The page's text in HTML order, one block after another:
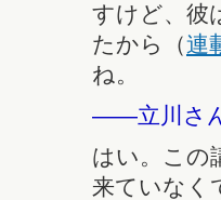
すけど、彼
たから（連
ね。
――立川さ
はい。この
来ていなく